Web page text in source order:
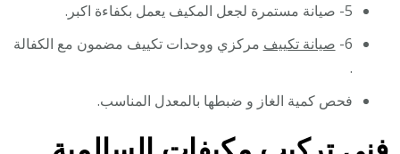
5- صيانة مستمرة لجعل المكيف يعمل بكفاءة اكبر.
6- صيانة تكييف مركزي ووحدات تكييف مضمون مع الكفالة
.
فحص كمية الغاز و ضبطها بالمعدل المناسب.